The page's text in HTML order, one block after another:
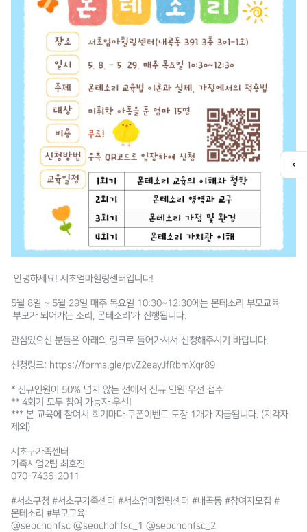
안녕하세요! 서초엄마힐링센터입니다!
5월 8일 ~ 5월 29일 매주 목요일 10:30~12:30에는 몬테소리 부모교육
'부모가 되어가는 소리, 몬테소리'가 진행됩니다.
관심있으신 분들은 아래의 링크로 들어가셔서 신청해주시기 바랍니다.
신청링크: https://forms.gle/pvZ2eayJfRbmXqr89
* 신규인원이 50% 넘지 않는 선에서 신규 인원 우선 접수
** 4회기 모두 참여 가능자 우선!
*** 본 교육에 참여시 회기마다 쿠폰이벤트 도장 1개가 지급됩니다. (지각자
제외)
서초구가족센터
가족사업2팀 최호진
070-7436-2011
#서초구청 #서초구가족센터 #서초엄마힐링센터 #내곡동 #참여자모집 #
몬테소리 #부모교육
@seochohfsc @seochohfsc_1 @seochohfsc_2​
퀵
메